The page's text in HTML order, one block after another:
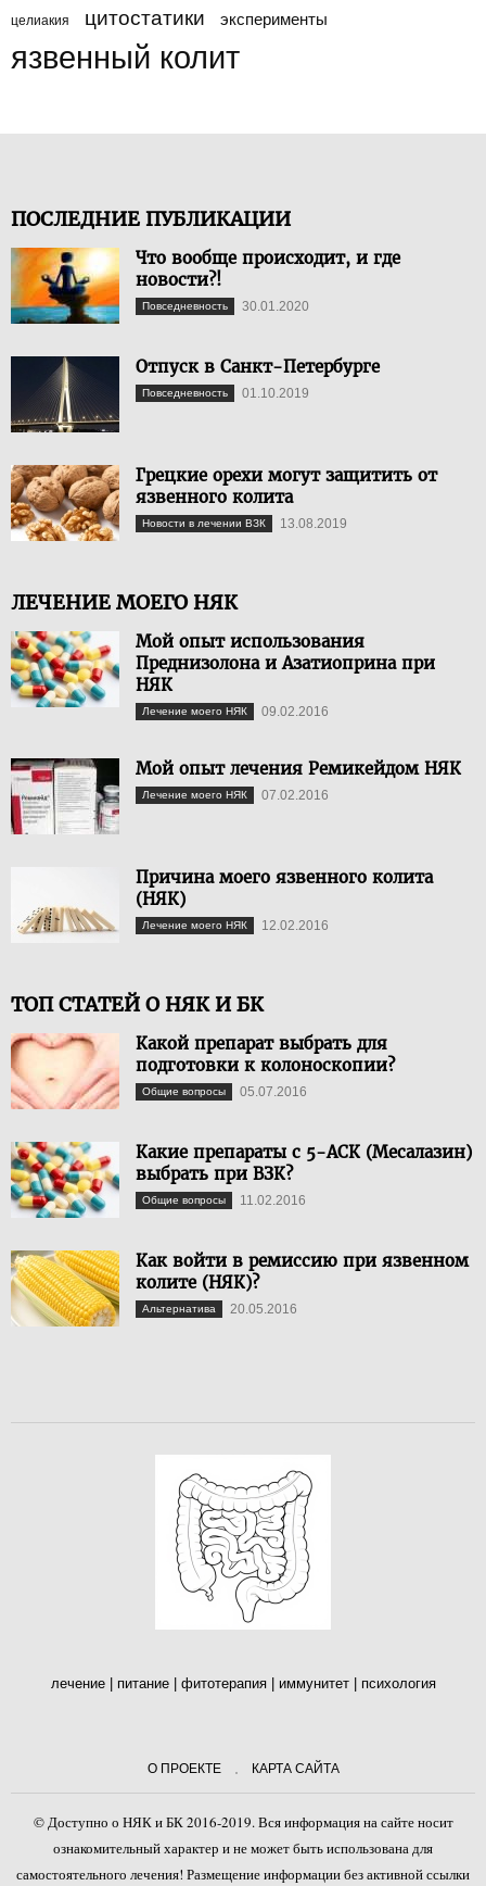
целиакия цитостатики эксперименты
язвенный колит
ПОСЛЕДНИЕ ПУБЛИКАЦИИ
Что вообще происходит, и где
новости?!
Повседневность 30.01.2020
Отпуск в Санкт-Петербурге
Повседневность 01.10.2019
Грецкие орехи могут защитить от
язвенного колита
Новости в лечении ВЗК 13.08.2019
ЛЕЧЕНИЕ МОЕГО НЯК
Мой опыт использования
Преднизолона и Азатиоприна при
НЯК
Лечение моего НЯК 09.02.2016
Мой опыт лечения Ремикейдом НЯК
Лечение моего НЯК 07.02.2016
Причина моего язвенного колита
(НЯК)
Лечение моего НЯК 12.02.2016
ТОП СТАТЕЙ О НЯК И БК
Какой препарат выбрать для
подготовки к колоноскопии?
Общие вопросы 05.07.2016
Какие препараты с 5-АСК (Месалазин)
выбрать при ВЗК?
Общие вопросы 11.02.2016
Как войти в ремиссию при язвенном
колите (НЯК)?
Альтернатива 20.05.2016
лечение | питание | фитотерапия | иммунитет | психология
О ПРОЕКТЕ КАРТА САЙТА
© Доступно о НЯК и БК 2016-2019. Вся информация на сайте носит
ознакомительный характер и не может быть использована для
самостоятельного лечения! Размещение информации без активной ссылки